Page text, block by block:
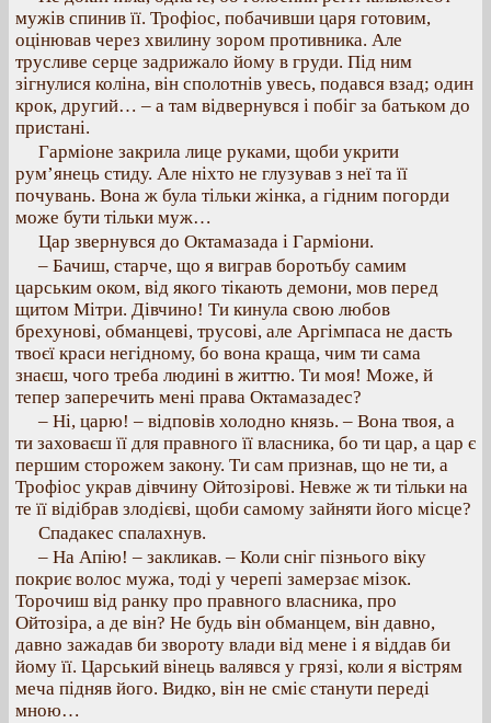
мужів спинив її. Трофіос, побачивши царя готовим,
оцінював через хвилину зором противника. Але
трусливе серце задрижало йому в груди. Під ним
зігнулися коліна, він сполотнів увесь, подався взад; один
крок, другий… – а там відвернувся і побіг за батьком до
пристані.
Гарміоне закрила лице руками, щоби укрити
рум’янець стиду. Але ніхто не глузував з неї та її
почувань. Вона ж була тільки жінка, а гідним погорди
може бути тільки муж…
Цар звернувся до Октамазада і Гарміони.
– Бачиш, старче, що я виграв боротьбу самим
царським оком, від якого тікають демони, мов перед
щитом Мітри. Дівчино! Ти кинула свою любов
брехунові, обманцеві, трусові, але Аргімпаса не дасть
твоєї краси негідному, бо вона краща, чим ти сама
знаєш, чого треба людині в життю. Ти моя! Може, й
тепер заперечить мені права Октамазадес?
– Ні, царю! – відповів холодно князь. – Вона твоя, а
ти заховаєш її для правного її власника, бо ти цар, а цар є
першим сторожем закону. Ти сам признав, що не ти, а
Трофіос украв дівчину Ойтозірові. Невже ж ти тільки на
те її відібрав злодієві, щоби самому зайняти його місце?
Спадакес спалахнув.
– На Апію! – закликав. – Коли сніг пізнього віку
покриє волос мужа, тоді у черепі замерзає мізок.
Торочиш від ранку про правного власника, про
Ойтозіра, а де він? Не будь він обманцем, він давно,
давно зажадав би звороту влади від мене і я віддав би
йому її. Царський вінець валявся у грязі, коли я вістрям
меча підняв його. Видко, він не сміє станути переді
мною…